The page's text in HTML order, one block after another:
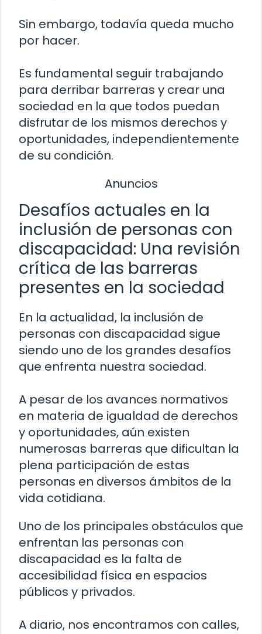
Sin embargo, todavía queda mucho
por hacer.
Es fundamental seguir trabajando
para derribar barreras y crear una
sociedad en la que todos puedan
disfrutar de los mismos derechos y
oportunidades, independientemente
de su condición.
Anuncios
Desafíos actuales en la
inclusión de personas con
discapacidad: Una revisión
crítica de las barreras
presentes en la sociedad
En la actualidad, la inclusión de
personas con discapacidad sigue
siendo uno de los grandes desafíos
que enfrenta nuestra sociedad.
A pesar de los avances normativos
en materia de igualdad de derechos
y oportunidades, aún existen
numerosas barreras que dificultan la
plena participación de estas
personas en diversos ámbitos de la
vida cotidiana.
Uno de los principales obstáculos que
enfrentan las personas con
discapacidad es la falta de
accesibilidad física en espacios
públicos y privados.
A diario, nos encontramos con calles,